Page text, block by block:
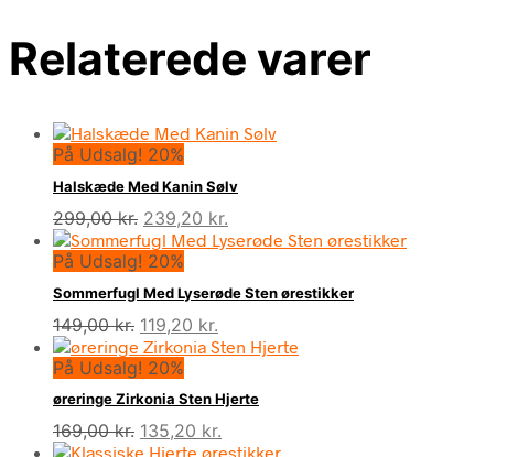
Relaterede varer
På Udsalg! 20%
Halskæde Med Kanin Sølv
299,00kr. Den
oprindelige
pris
var:
299,00 kr..
239,20 kr.
aktuelle
er:
239,20 kr..
På Udsalg! 20%
Sommerfugl Med Lyserøde Sten ørestikker
149,00kr. Den
oprindelige
pris
var:
149,00 kr..
119,20 kr.
aktuelle
er:
119,20 kr..
På Udsalg! 20%
øreringe Zirkonia Sten Hjerte
169,00kr. Den
oprindelige
135,20 kr.
aktuelle